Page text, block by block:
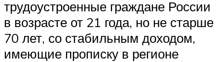
трудоустроенные граждане России
в возрасте от 21 года, но не старше
70 лет, со стабильным доходом,
имеющие прописку в регионе